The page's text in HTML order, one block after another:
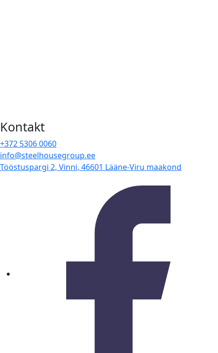
Kontakt
+372 5306 0060
info@steelhousegroup.ee
Tööstuspargi 2, Vinni, 46601 Lääne-Viru maakond